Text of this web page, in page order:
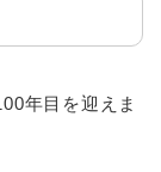
年目を迎えま